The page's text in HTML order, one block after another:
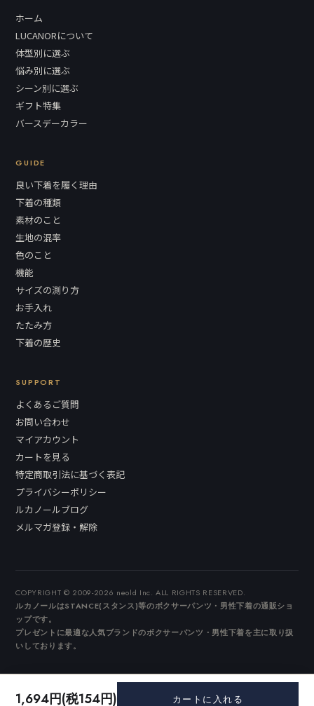
1,694円(税154円) カートに入れる
ホーム
LUCANORについて
体型別に選ぶ
悩み別に選ぶ
シーン別に選ぶ
ギフト特集
バースデーカラー
GUIDE
良い下着を履く理由
下着の種類
素材のこと
生地の混率
色のこと
機能
サイズの測り方
お手入れ
たたみ方
下着の歴史
SUPPORT
よくあるご質問
お問い合わせ
マイアカウント
カートを見る
特定商取引法に基づく表記
プライバシーポリシー
ルカノールブログ
メルマガ登録・解除
COPYRIGHT © 2009-2026 neold Inc. ALL RIGHTS RESERVED.
ルカノールはSTANCE(スタンス)等のボクサーパンツ・男性下着の通販ショ
ップです。
プレゼントに最適な人気ブランドのボクサーパンツ・男性下着を主に取り扱
いしております。